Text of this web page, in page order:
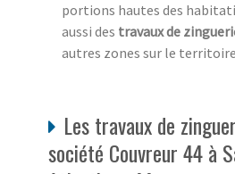
portions hautes des
aussi des travaux de
autres zones sur le territoire
Les travaux de
société Couvreur 44 à